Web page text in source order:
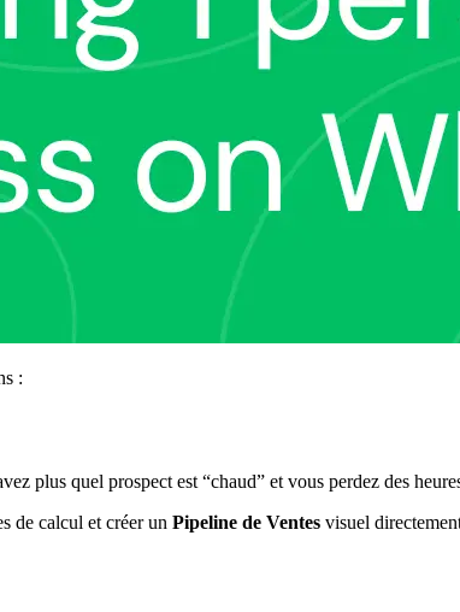
:
plus quel prospect est “chaud” et vous perdez des
de calcul et créer un Pipeline de Ventes visuel